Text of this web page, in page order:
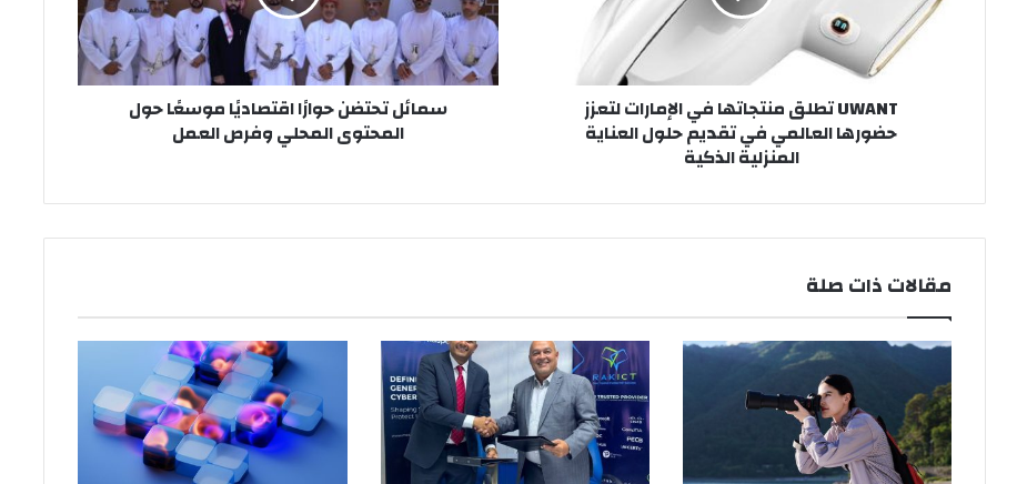
لتعزز
حضورها
الذكية
UWANT تطلق منتجاتها في الإمارات لتعزز
حضورها العالمي في تقديم حلول العناية
المنزلية الذكية
حول
المحتوى
المحلي
وفرص
سمائل تحتضن حوارًا اقتصاديًا موسعًا حول
المحتوى المحلي وفرص العمل
مقالات ذات صلة